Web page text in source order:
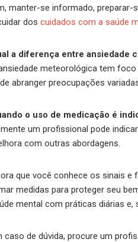
manter-se informado,
dos cuidados com a saúde
a diferença entre ansiedade
meteorológica tem
abranger preocupações
o uso de medicação é
um profissional pode
com outras abordagens.
que você conhece os sinais e
medidas para proteger seu
mental com práticas diárias
caso de dúvida, procure um